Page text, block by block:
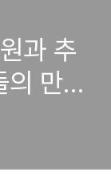
과 추
만재